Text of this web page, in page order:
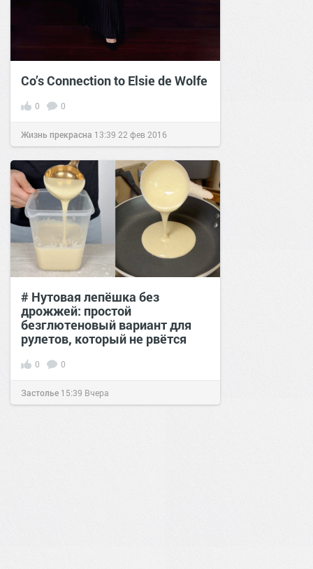
Co’s Connection to Elsie de Wolfe
0 0
Жизнь прекрасна 13:39 22 фев 2016
# Нутовая лепёшка без
дрожжей: простой
безглютеновый вариант для
рулетов, который не рвётся
0 0
Застолье 15:39 Вчера